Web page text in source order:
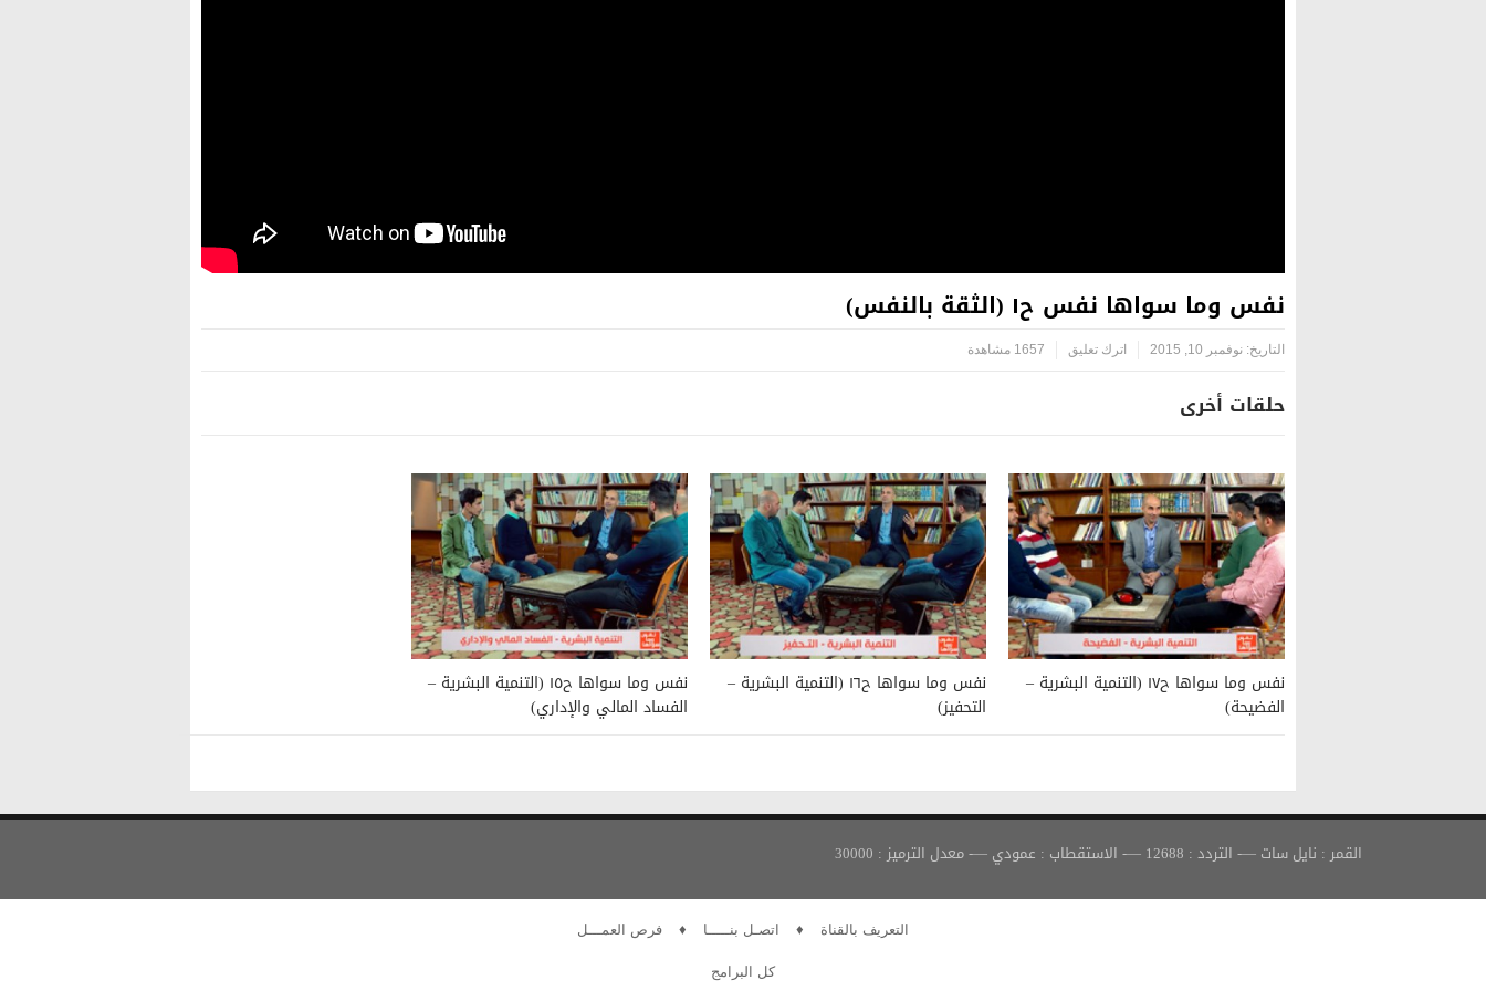
نفس وما سواها نفس ح١ (الثقة بالنفس)
التاريخ: نوفمبر 10, 2015 اترك تعليق 1657 مشاهدة
حلقات أخرى
نفس وما سواها ح١٧ (التنمية البشرية –
الفضيحة)
نفس وما سواها ح١٦ (التنمية البشرية –
التحفيز)
نفس وما سواها ح١٥ (التنمية البشرية –
الفساد المالي والإداري)
القمر : نايل سات —- التردد : 12688 —- الاستقطاب : عمودي —- معدل الترميز : 30000
التعريف بالقناة ♦ اتصـل بنـــــا ♦ فرص العمـــل
كل البرامج